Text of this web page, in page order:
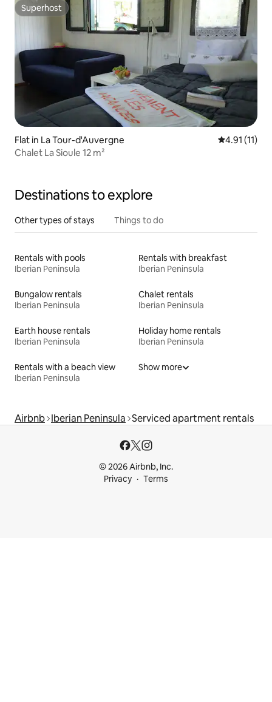
Superhost
Superhost
Flat in La Tour-d'Auvergne 4.91 out of 5
4.91 (11)
Chalet La Sioule 12 m²
Destinations to explore
Other types of stays Things to do
Rentals with pools
Iberian Peninsula
Rentals with breakfast
Iberian Peninsula
Bungalow rentals
Iberian Peninsula
Chalet rentals
Iberian Peninsula
Earth house rentals
Iberian Peninsula
Holiday home rentals
Iberian Peninsula
Rentals with a beach view
Iberian Peninsula
Show more
Airbnb Iberian Peninsula Serviced apartment rentals
© 2026 Airbnb, Inc.
Privacy
Terms